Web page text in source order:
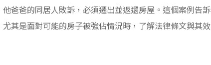
爸爸的同居人敗訴，必須遷出並返還房屋。這個案例告訴
其是面對可能的房子被強佔情況時，了解法律條文與其效